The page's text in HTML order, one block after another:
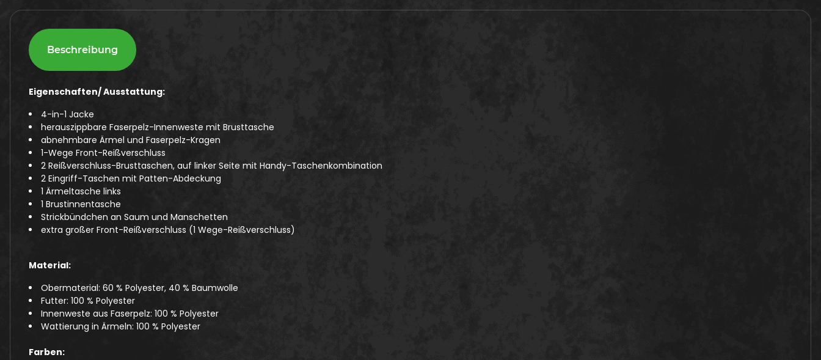
Beschreibung
Eigenschaften/ Ausstattung:
4-in-1 Jacke
herauszippbare Faserpelz-Innenweste mit Brusttasche
abnehmbare Ärmel und Faserpelz-Kragen
1-Wege Front-Reißverschluss
2 Reißverschluss-Brusttaschen, auf linker Seite mit Handy-Taschenkombination
2 Eingriff-Taschen mit Patten-Abdeckung
1 Ärmeltasche links
1 Brustinnentasche
Strickbündchen an Saum und Manschetten
extra großer Front-Reißverschluss (1 Wege-Reißverschluss)
Material:
Obermaterial: 60 % Polyester, 40 % Baumwolle
Futter: 100 % Polyester
Innenweste aus Faserpelz: 100 % Polyester
Wattierung in Ärmeln: 100 % Polyester
Farben: